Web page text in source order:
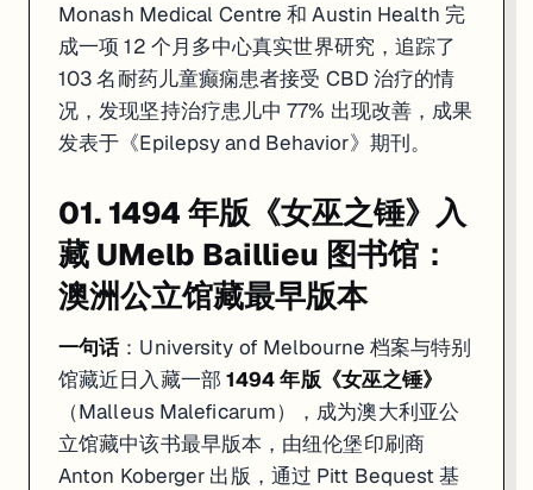
Monash Medical Centre 和 Austin Health 完
成一项 12 个月多中心真实世界研究，追踪了
103 名耐药儿童癫痫患者接受 CBD 治疗的情
况，发现坚持治疗患儿中 77% 出现改善，成果
发表于《Epilepsy and Behavior》期刊。
01. 1494 年版《女巫之锤》入
藏 UMelb Baillieu 图书馆：
澳洲公立馆藏最早版本
一句话：University of Melbourne 档案与特别
馆藏近日入藏一部 1494 年版《女巫之锤》
（Malleus Maleficarum），成为澳大利亚公
立馆藏中该书最早版本，由纽伦堡印刷商
Anton Koberger 出版，通过 Pitt Bequest 基